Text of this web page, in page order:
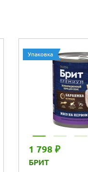
Упаковка
1 798 ₽
БРИТ